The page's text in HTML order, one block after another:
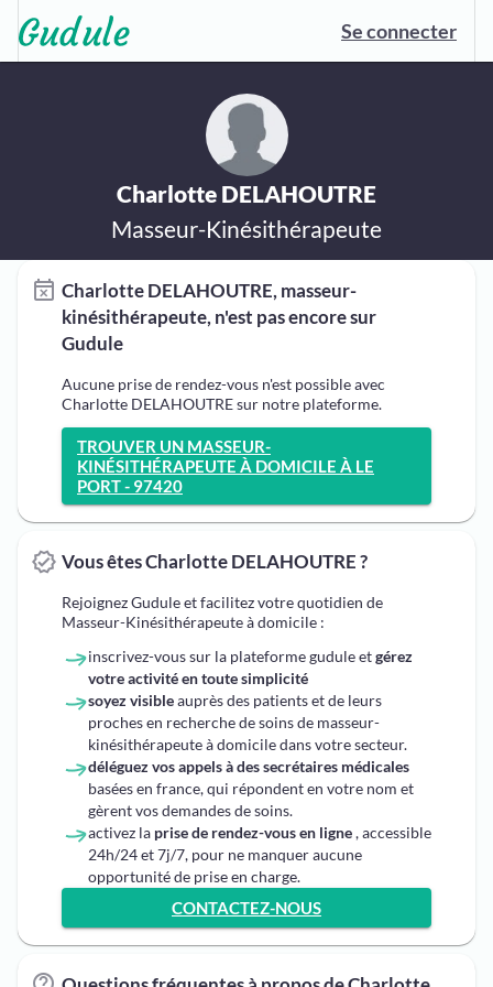
Se connecter
Charlotte DELAHOUTRE
Masseur-Kinésithérapeute
Charlotte DELAHOUTRE, masseur-
kinésithérapeute, n'est pas encore sur
Gudule
Aucune prise de rendez-vous n'est possible avec
Charlotte DELAHOUTRE sur notre plateforme.
TROUVER UN MASSEUR-
KINÉSITHÉRAPEUTE À DOMICILE À LE
PORT - 97420
Vous êtes Charlotte DELAHOUTRE ?
Rejoignez Gudule et facilitez votre quotidien de
Masseur-Kinésithérapeute à domicile :
inscrivez-vous sur la plateforme gudule etgérez
votre activité en toute simplicité
soyez visibleauprès des patients et de leurs
proches en recherche de soins de masseur-
kinésithérapeute à domicile dans votre secteur.
déléguez vos appels à des secrétaires médicales
basées en france, qui répondent en votre nom et
gèrent vos demandes de soins.
activez la prise de rendez-vous en ligne, accessible
24h/24 et 7j/7, pour ne manquer aucune
opportunité de prise en charge.
CONTACTEZ-NOUS